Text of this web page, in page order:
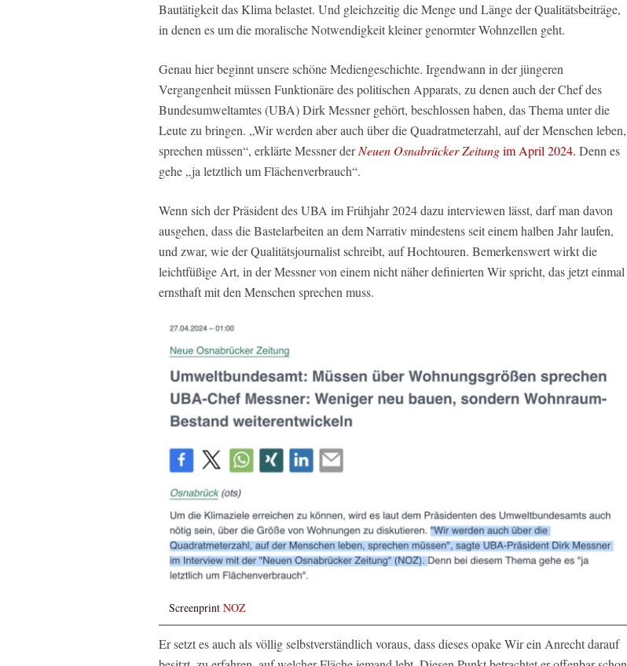
Bautätigkeit das Klima belastet. Und gleichzeitig die Menge und Länge der Qualitätsbeiträge,
in denen es um die moralische Notwendigkeit kleiner genormter Wohnzellen geht.
Genau hier beginnt unsere schöne Mediengeschichte. Irgendwann in der jüngeren
Vergangenheit müssen Funktionäre des politischen Apparats, zu denen auch der Chef des
Bundesumweltamtes (UBA) Dirk Messner gehört, beschlossen haben, das Thema unter die
Leute zu bringen. „Wir werden aber auch über die Quadratmeterzahl, auf der Menschen leben,
sprechen müssen“, erklärte Messner derNeuen Osnabrücker Zeitungim April 2024. Denn es
gehe „ja letztlich um Flächenverbrauch“.
Wenn sich der Präsident des UBA im Frühjahr 2024 dazu interviewen lässt, darf man davon
ausgehen, dass die Bastelarbeiten an dem Narrativ mindestens seit einem halben Jahr laufen,
und zwar, wie der Qualitätsjournalist schreibt, auf Hochtouren. Bemerkenswert wirkt die
leichtfüßige Art, in der Messner von einem nicht näher definierten Wir spricht, das jetzt einmal
ernsthaft mit den Menschen sprechen muss.
Screenprint NOZ
Er setzt es auch als völlig selbstverständlich voraus, dass dieses opake Wir ein Anrecht darauf